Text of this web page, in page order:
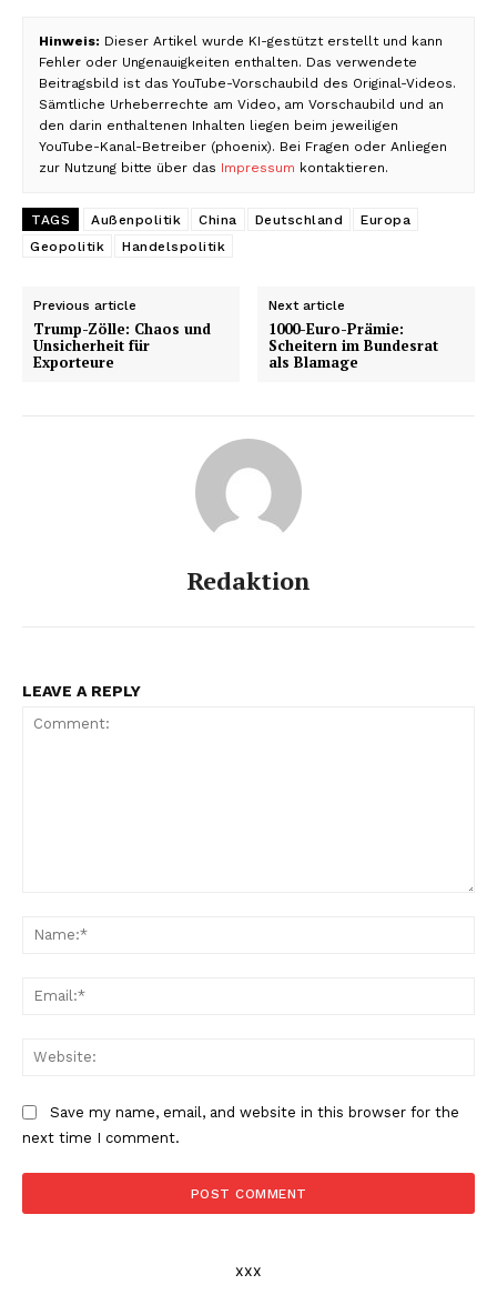
Hinweis: Dieser Artikel wurde KI-gestützt erstellt und kann
Fehler oder Ungenauigkeiten enthalten. Das verwendete
Beitragsbild ist das YouTube-Vorschaubild des Original-Videos.
Sämtliche Urheberrechte am Video, am Vorschaubild und an
den darin enthaltenen Inhalten liegen beim jeweiligen
YouTube-Kanal-Betreiber (phoenix). Bei Fragen oder Anliegen
zur Nutzung bitte über das Impressum kontaktieren.
TAGS Außenpolitik China Deutschland
Europa
Geopolitik
Handelspolitik
Previous article
Trump-Zölle: Chaos und
Unsicherheit für
Exporteure
Next article
1000-Euro-Prämie:
Scheitern im Bundesrat
als Blamage
Redaktion
LEAVE A REPLY
Save my name, email, and website in this browser for the
next time I comment.
xxx